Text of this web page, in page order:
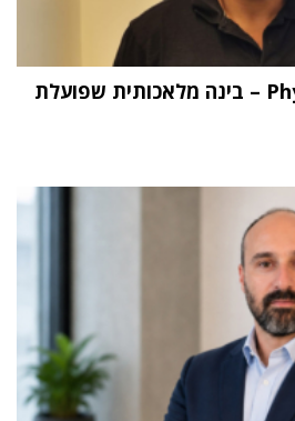
"העתיד הוא Physical AI – בינה מלאכותית שפועלת